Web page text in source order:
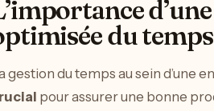
du
gestion du temps au sein d’une
pour assurer une bonne